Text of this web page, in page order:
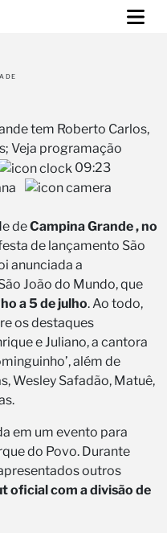
tem Roberto Carlos,
Veja programação
09:23
deCampina Grande , no
de lançamento São
anunciada a
João do Mundo, que
a 5 de julho. Ao todo,
os destaques
e Juliano, a cantora
além de
Wesley Safadão, Matuê,
em um evento para
do Povo. Durante
outros
oficial com a divisão de